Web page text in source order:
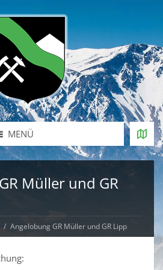
MENÜ
Müller und GR
Angelobung GR Müller und GR Lipp